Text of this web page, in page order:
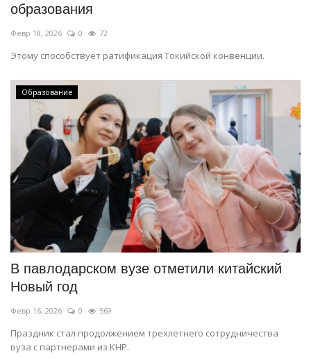
РАЗВЛЕЧЕНИЯ
OFFICIAL
Курултай
Қазақша Русский
образования
Февр 18, 2026 0 72
Этому способствует ратификация Токийской конвенции.
Образование
В павлодарском вузе отметили китайский
Новый год
Февр 16, 2026 0 569
Праздник стал продолжением трехлетнего сотрудничества
вуза с партнерами из КНР.